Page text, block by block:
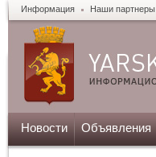
Информация Наши партнеры
Новости Объявления